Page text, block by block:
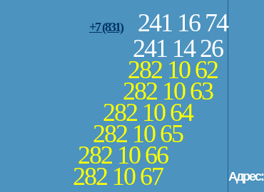
+7 (831)
241 16 74
241 14 26
282 10 62
282 10 63
282 10 64
282 10 65
282 10 66
282 10 67
Адрес: